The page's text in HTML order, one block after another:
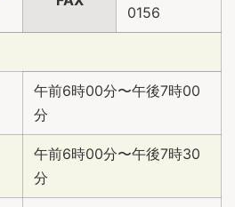
0156
午前6時00分〜午後7時00
分
午前6時00分〜午後7時30
分